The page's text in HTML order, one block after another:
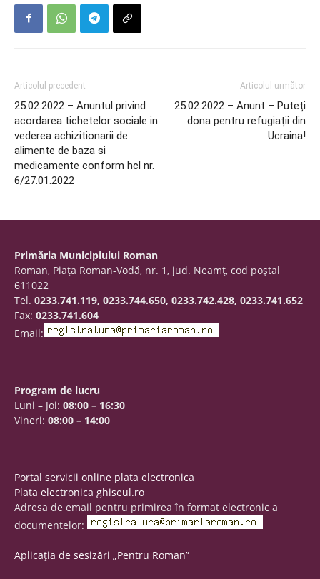
Articolul precedent
25.02.2022 – Anuntul privind
acordarea tichetelor sociale in
vederea achizitionarii de
alimente de baza si
medicamente conform hcl nr.
6/27.01.2022
Articolul următor
25.02.2022 – Anunt – Puteți
dona pentru refugiații din
Ucraina!
Primăria Municipiului Roman
Roman, Piaţa Roman-Vodă, nr. 1, jud. Neamţ, cod poştal
611022
Tel. 0233.741.119, 0233.744.650, 0233.742.428, 0233.741.652
Fax: 0233.741.604
Email:
Program de lucru
Luni – Joi: 08:00 – 16:30
Vineri: 08:00 – 14:00
Portal servicii online plata electronica
Plata electronica ghiseul.ro
Adresa de email pentru primirea în format electronic a
documentelor:
Aplicația de sesizări „Pentru Roman”